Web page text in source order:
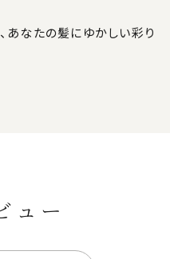
あなたの髪にゆかしい彩り
ュー